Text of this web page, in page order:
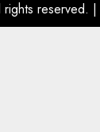
reserved. |